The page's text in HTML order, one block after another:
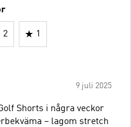
2 1
9 juli 2025
Shorts i några veckor
– lagom stretch